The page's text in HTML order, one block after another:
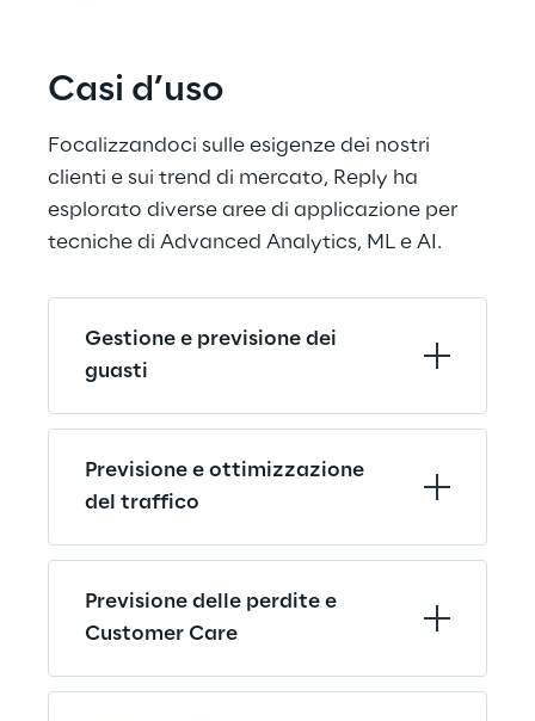
Casi d’uso
Focalizzandoci sulle esigenze dei nostri
clienti e sui trend di mercato, Reply ha
esplorato diverse aree di applicazione per
tecniche di Advanced Analytics, ML e AI.
Gestione e previsione dei
guasti
Previsione e ottimizzazione
del traffico
Previsione delle perdite e
Customer Care